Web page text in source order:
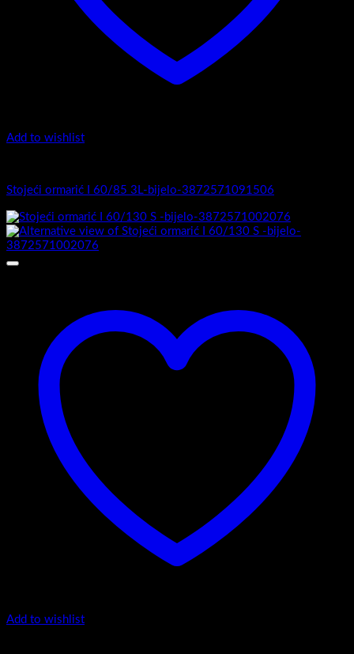
Add to wishlist
Stojeći ormarić I 60/85 3L-bijelo-3872571091506
Add to wishlist